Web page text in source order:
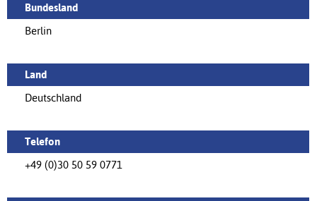
Bundesland
Berlin
Land
Deutschland
Telefon
+49 (0)30 50 59 0771